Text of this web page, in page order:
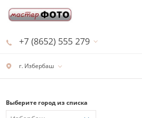
г. Избербаш
+7 (8652) 555 279
Выберите город из списка